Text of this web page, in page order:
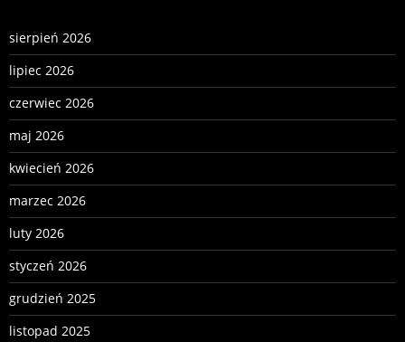
sierpień 2026
lipiec 2026
czerwiec 2026
maj 2026
kwiecień 2026
marzec 2026
luty 2026
styczeń 2026
grudzień 2025
listopad 2025